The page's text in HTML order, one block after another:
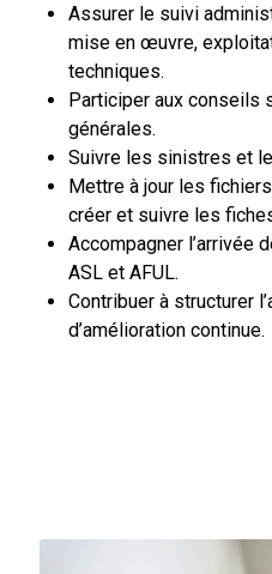
Assurer le suivi
mise en œuvre,
techniques.
Participer aux conseils
générales.
Suivre les sinistres et
Mettre à jour les
créer et suivre les
Accompagner l’arrivée
ASL et AFUL.
Contribuer à structurer
d’amélioration continue.